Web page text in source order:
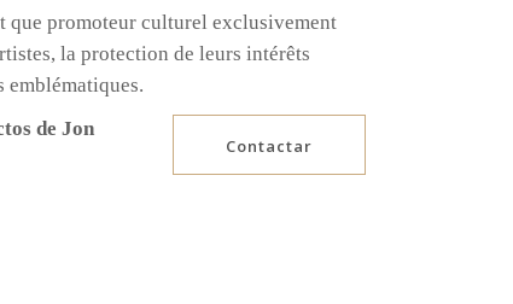
que promoteur culturel exclusivement
la protection de leurs intérêts
emblématiques.
de Jon
Contactar